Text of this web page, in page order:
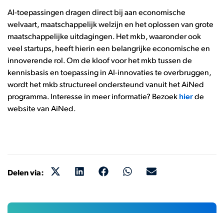
AI-toepassingen dragen direct bij aan economische
welvaart, maatschappelijk welzijn en het oplossen van grote
maatschappelijke uitdagingen. Het mkb, waaronder ook
veel startups, heeft hierin een belangrijke economische en
innoverende rol. Om de kloof voor het mkb tussen de
kennisbasis en toepassing in AI-innovaties te overbruggen,
wordt het mkb structureel ondersteund vanuit het AiNed
programma. Interesse in meer informatie? Bezoekhierde
website van AiNed.
Delen via: